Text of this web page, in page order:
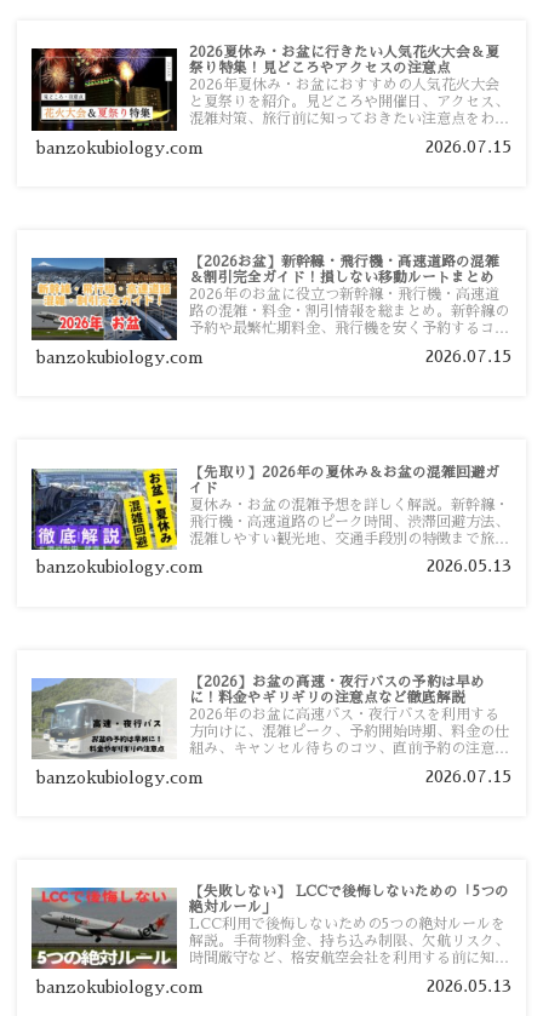
2026夏休み・お盆に行きたい人気花火大会＆夏
祭り特集！見どころやアクセスの注意点
2026年夏休み・お盆におすすめの人気花火大会
と夏祭りを紹介。見どころや開催日、アクセス、
混雑対策、旅行前に知っておきたい注意点をわか
banzokubiology.com 2026.07.15
【2026お盆】新幹線・飛行機・高速道路の混雑
＆割引完全ガイド！損しない移動ルートまとめ
2026年のお盆に役立つ新幹線・飛行機・高速道
路の混雑・料金・割引情報を総まとめ。新幹線の
予約や最繁忙期料金、飛行機を安く予約するコ
い移動方法を分かりやすく解説します。
banzokubiology.com 2026.07.15
【先取り】2026年の夏休み＆お盆の混雑回避ガ
イド
夏休み・お盆の混雑予想を詳しく解説。新幹線・
飛行機・高速道路のピーク時間、渋滞回避方法、
混雑しやすい観光地、交通手段別の特徴まで旅行
banzokubiology.com 2026.05.13
【2026】お盆の高速・夜行バスの予約は早め
に！料金やギリギリの注意点など徹底解説
2026年のお盆に高速バス・夜行バスを利用する
方向けに、混雑ピーク、予約開始時期、料金の仕
組み、キャンセル待ちのコツ、直前予約の注意点
banzokubiology.com 2026.07.15
【失敗しない】 LCCで後悔しないための「5つの
絶対ルール」
LCC利用で後悔しないための5つの絶対ルールを
解説。手荷物料金、持ち込み制限、欠航リスク、
時間厳守など、格安航空会社を利用する前に知っ
す。
banzokubiology.com 2026.05.13